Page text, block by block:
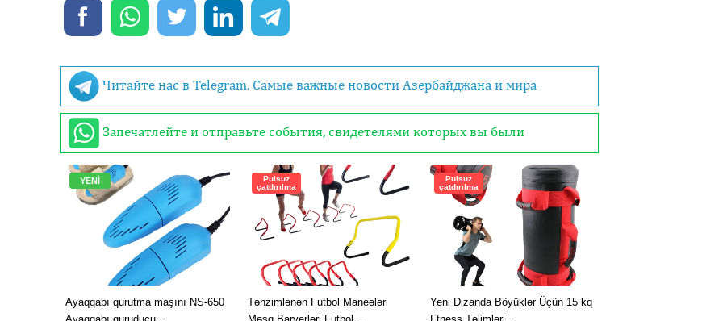
Читайте нас в Telegram. Самые важные новости Азербайджана и мира
Запечатлейте и отправьте события, свидетелями которых вы были